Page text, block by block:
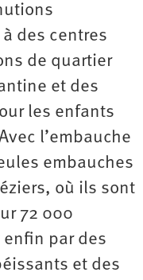
des centres
de quartier
et des
les enfants
l’embauche
embauches
où ils sont
72 000
enfin par des
et des